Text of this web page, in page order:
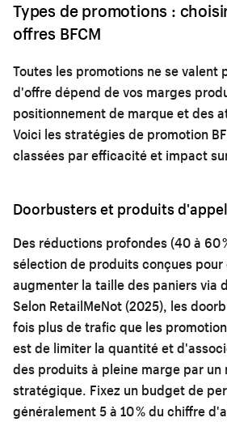
Types de promotions :
offres BFCM
Toutes les promotions ne se valent
d'offre dépend de vos marges
positionnement de marque et des
Voici les stratégies de promotion
classées par efficacité et impact
Doorbusters et produits d'appel
Des réductions profondes (40 à 60
sélection de produits conçues
augmenter la taille des paniers via
Selon RetailMeNot (2025), les
fois plus de trafic que les
est de limiter la quantité et
des produits à pleine marge par un
stratégique. Fixez un budget de
généralement 5 à 10 % du chiffre